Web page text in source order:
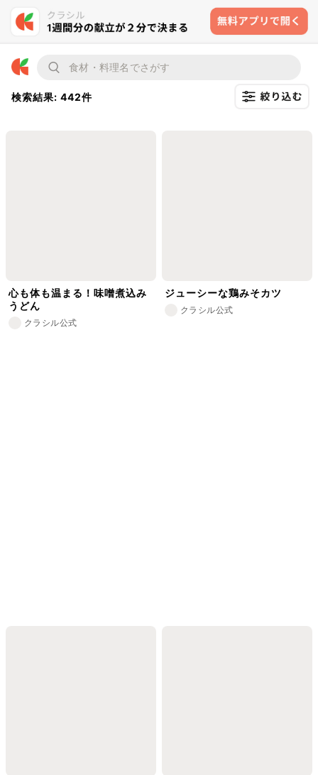
検索結果: 442件
心も体も温まる！味噌煮込み
うどん
クラシル公式
ジューシーな鶏みそカツ
クラシル公式